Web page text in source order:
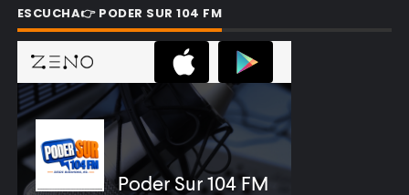
ESCUCHA👉 PODER SUR 104 FM